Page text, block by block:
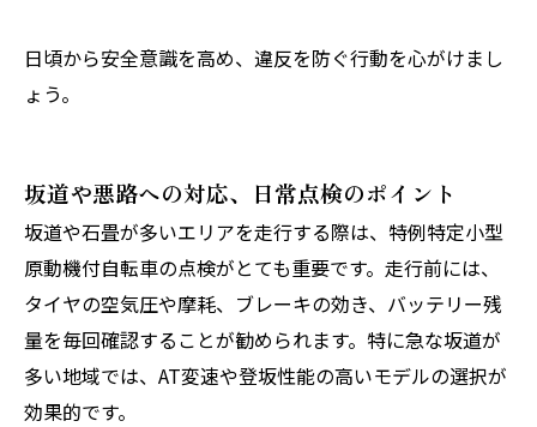
日頃から安全意識を高め、違反を防ぐ行動を心がけまし
ょう。
坂道や悪路への対応、日常点検のポイント
坂道や石畳が多いエリアを走行する際は、特例特定小型
原動機付自転車の点検がとても重要です。走行前には、
タイヤの空気圧や摩耗、ブレーキの効き、バッテリー残
量を毎回確認することが勧められます。特に急な坂道が
多い地域では、AT変速や登坂性能の高いモデルの選択が
効果的です。